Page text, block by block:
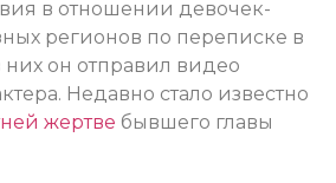
в отношении девочек-
регионов по переписке в
них он отправил видео
Недавно стало известно
жертве бывшего главы